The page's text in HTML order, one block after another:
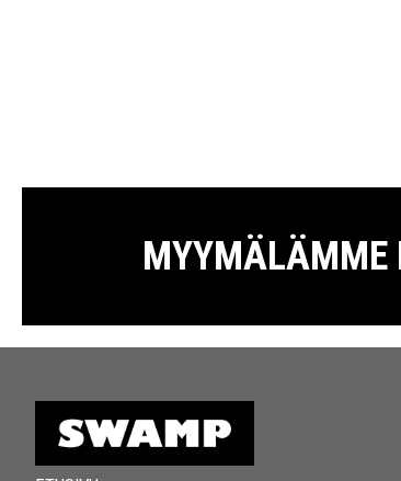
MYYMÄLÄMME